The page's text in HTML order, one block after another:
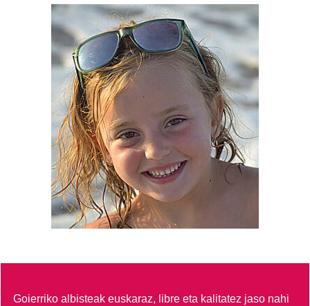
Goierriko albisteak euskaraz, libre eta kalitatez jaso nahi